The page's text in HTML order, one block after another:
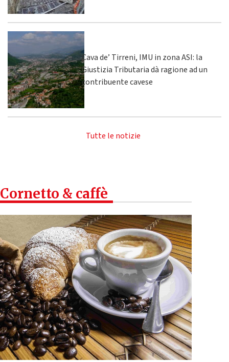
Cava de’ Tirreni, IMU in zona ASI: la
Giustizia Tributaria dà ragione ad un
contribuente cavese
Tutte le notizie
Cornetto & caffè